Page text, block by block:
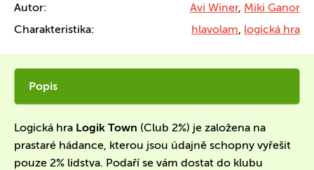
Autor:
Avi Winer, Miki Ganor
Charakteristika:
hlavolam, logická hra
Popis
Logická hra Logik Town (Club 2%) je založena na
prastaré hádance, kterou jsou údajně schopny vyřešit
pouze 2% lidstva. Podaří se vám dostat do klubu